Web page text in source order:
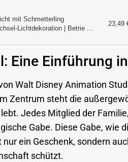
mit Schmetterling
Lichtdekoration | Betrie ...
23,49
Eine Einführung
Walt Disney Animation
Zentrum steht die
Jedes Mitglied der
Gabe. Diese Gabe, wie
ein Geschenk, sondern
schützt.